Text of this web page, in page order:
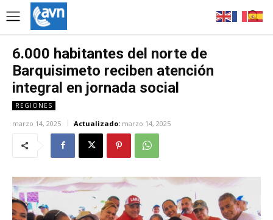
6.000 habitantes del norte de
Barquisimeto reciben atención
integral en jornada social
REGIONES
marzo 14, 2025 Actualizado: marzo 14, 2025